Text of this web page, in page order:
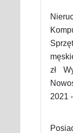
zł
2021